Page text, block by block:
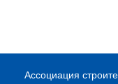
Ассоциация